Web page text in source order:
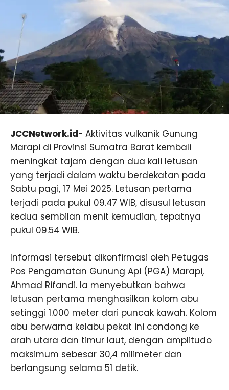
JCCNetwork.id- Aktivitas vulkanik Gunung
Marapi di Provinsi Sumatra Barat kembali
meningkat tajam dengan dua kali letusan
yang terjadi dalam waktu berdekatan pada
Sabtu pagi, 17 Mei 2025. Letusan pertama
terjadi pada pukul 09.47 WIB, disusul letusan
kedua sembilan menit kemudian, tepatnya
pukul 09.54 WIB.
Informasi tersebut dikonfirmasi oleh Petugas
Pos Pengamatan Gunung Api (PGA) Marapi,
Ahmad Rifandi. Ia menyebutkan bahwa
letusan pertama menghasilkan kolom abu
setinggi 1.000 meter dari puncak kawah. Kolom
abu berwarna kelabu pekat ini condong ke
arah utara dan timur laut, dengan amplitudo
maksimum sebesar 30,4 milimeter dan
berlangsung selama 51 detik.